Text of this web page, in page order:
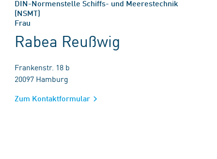
DIN-Normenstelle Schiffs- und Meerestechnik
(NSMT)
Frau
Rabea Reußwig
Frankenstr. 18 b
20097 Hamburg
Zum Kontaktformular